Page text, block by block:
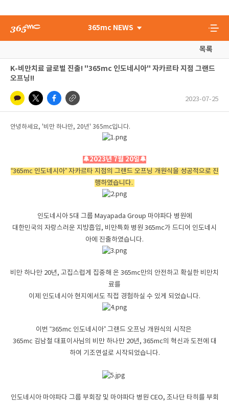
365mc NEWS
목록
K-비만치료 글로벌 진출! "365mc 인도네시아" 자카르타 지점 그랜드
오프닝!!
2023-07-25
안녕하세요, '비만 하나만, 20년' 365mc입니다.
🔔2023년 7월 20일🔔
“365mc 인도네시아” 자카르타 지점의 그랜드 오프닝 개원식을 성공적으로 진
행하였습니다.
인도네시아 5대 그룹 Mayapada Group 마야파다 병원에
대한민국의 자랑스러운 지방흡입, 비만특화 병원 365mc가 드디어 인도네시
아에 진출하였습니다.
비만 하나만 20년, 고집스럽게 집중해 온 365mc만의 안전하고 확실한 비만치
료를
이제 인도네시아 현지에서도 직접 경험하실 수 있게 되었습니다.
이번 “365mc 인도네시아” 그랜드 오프닝 개원식의 시작은
365mc 김남철 대표이사님의 비만 하나만 20년, 365mc의 혁신과 도전에 대
하여 기조연설로 시작되었습니다.
인도네시아 마야파다 그룹 부회장 및 마야파다 병원 CEO, 조나단 타히를 부회